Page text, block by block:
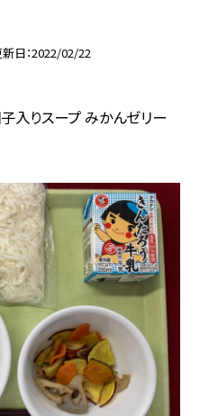
日 2022/02/22
入りスープ みかんゼリー